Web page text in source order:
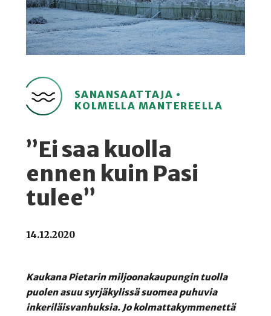
SANANSAATTAJA •
KOLMELLA MANTEREELLA
”Ei saa kuolla
ennen kuin Pasi
tulee”
14.12.2020
Kaukana Pietarin miljoonakaupungin tuolla
puolen asuu syrjäkylissä suomea puhuvia
inkeriläisvanhuksia. Jo kolmattakymmenettä